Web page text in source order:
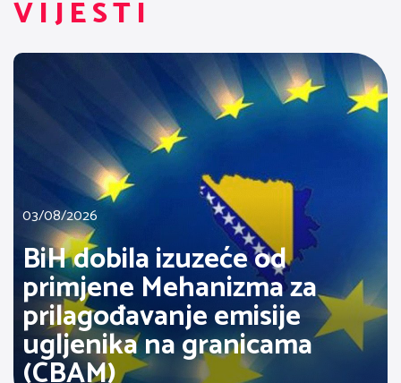
VIJESTI
03/08/2026
BiH dobila izuzeće od
primjene Mehanizma za
prilagođavanje emisije
ugljenika na granicama